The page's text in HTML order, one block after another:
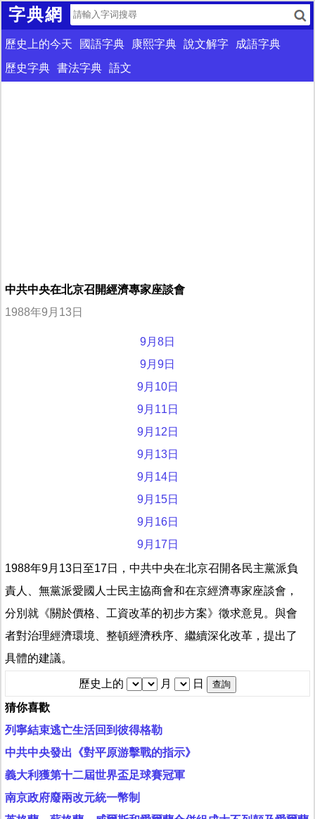
字典網
歷史上的今天 國語字典 康熙字典 說文解字
成語字典
歷史字典 書法字典 語文
中共中央在北京召開經濟專家座談會
1988年9月13日
9月8日
9月9日
9月10日
9月11日
9月12日
9月13日
9月14日
9月15日
9月16日
9月17日
1988年9月13日至17日，中共中央在北京召開各民主黨派負
責人、無黨派愛國人士民主協商會和在京經濟專家座談會，
分別就《關於價格、工資改革的初步方案》徵求意見。與會
者對治理經濟環境、整頓經濟秩序、繼續深化改革，提出了
具體的建議。
歷史上的 月 日
猜你喜歡
列寧結束逃亡生活回到彼得格勒
中共中央發出《對平原游擊戰的指示》
義大利獲第十二屆世界盃足球賽冠軍
南京政府廢兩改元統一幣制